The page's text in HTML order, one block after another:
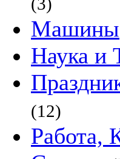
Машины
Наука и
(12)
Работа,